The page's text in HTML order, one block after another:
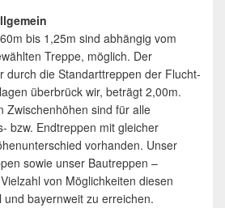
bis 1,25m sind abhängig vom
Treppe, möglich. Der
durch die Standarttreppen der Flucht-
überbrück wir, beträgt 2,00m.
Zwischenhöhen sind für alle
bzw. Endtreppen mit gleicher
vorhanden. Unser
sowie unser Bautreppen –
von Möglichkeiten diesen
bayernweit zu erreichen.